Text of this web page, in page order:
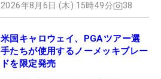
2026年8月6日 (木) 15時49分 38
米国キャロウェイ、PGAツアー選
手たちが使用するノーメッキブレー
ドを限定発売